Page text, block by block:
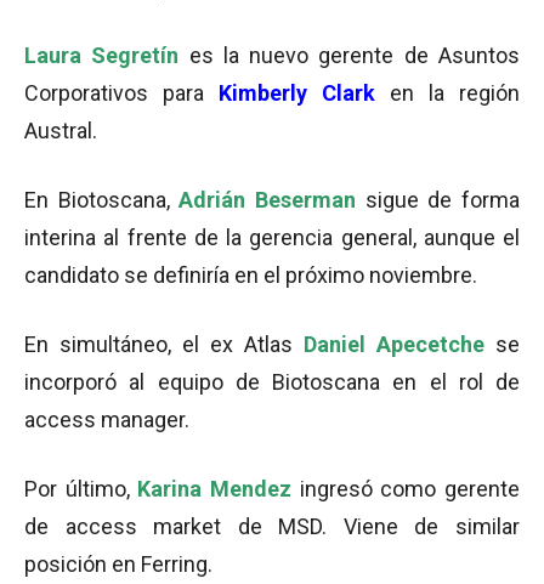
Laura Segretín es la nuevo gerente de Asuntos
Corporativos para Kimberly Clark en la región
Austral.
En Biotoscana,Adrián Beserman sigue de forma
interina al frente de la gerencia general, aunque el
candidato se definiría en el próximo noviembre.
En simultáneo, el ex Atlas Daniel Apecetche se
incorporó al equipo de Biotoscana en el rol de
access manager.
Por último, Karina Mendez ingresó como gerente
de access market de MSD. Viene de similar
posición en Ferring.